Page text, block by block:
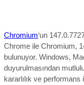
Chromium‘un
Chrome ile Chromium,
bulunuyor. Windows,
duyurulmasından
kararlılık ve